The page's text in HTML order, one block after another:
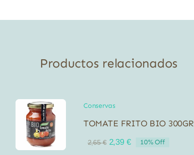
Productos relacionados
Conservas
TOMATE FRITO BIO 300GR
2,65€ El
2,39 €El
10% Off